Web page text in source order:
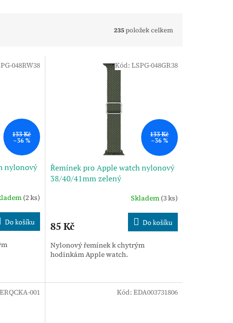
235položek celkem
133 Kč
–36 %
nylonový
(2 ks)
Do košíku
048RW38
133 Kč
–36 %
Řemínek pro Apple watch nylonový
38/40/41mm zelený
Skladem (3 ks)
85 Kč Do košíku
Nylonový řemínek k chytrým
hodinkám Apple watch.
Kód: LSPG-048GR38
ERQCKA-001 Kód: EDA003731806